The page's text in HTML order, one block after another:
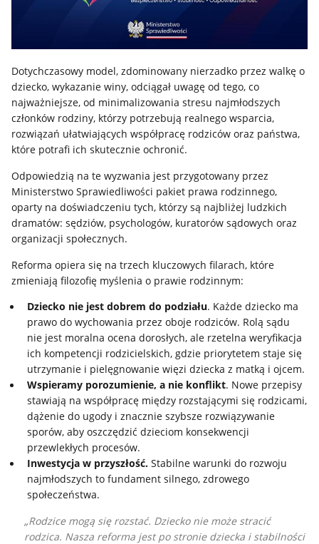
Dotychczasowy model, zdominowany nierzadko przez walkę o
dziecko, wykazanie winy, odciągał uwagę od tego, co
najważniejsze, od minimalizowania stresu najmłodszych
członków rodziny, którzy potrzebują realnego wsparcia,
rozwiązań ułatwiających współpracę rodziców oraz państwa,
które potrafi ich skutecznie ochronić.
Odpowiedzią na te wyzwania jest przygotowany przez
Ministerstwo Sprawiedliwości pakiet prawa rodzinnego,
oparty na doświadczeniu tych, którzy są najbliżej ludzkich
dramatów: sędziów, psychologów, kuratorów sądowych oraz
organizacji społecznych.
Reforma opiera się na trzech kluczowych filarach, które
zmieniają filozofię myślenia o prawie rodzinnym:
Dziecko nie jest dobrem do podziału. Każde dziecko ma
prawo do wychowania przez oboje rodziców. Rolą sądu
nie jest moralna ocena dorosłych, ale rzetelna weryfikacja
ich kompetencji rodzicielskich, gdzie priorytetem staje się
utrzymanie i pielęgnowanie więzi dziecka z matką i ojcem.
Wspieramy porozumienie, a nie konflikt. Nowe przepisy
stawiają na współpracę między rozstającymi się rodzicami,
dążenie do ugody i znacznie szybsze rozwiązywanie
sporów, aby oszczędzić dzieciom konsekwencji
przewlekłych procesów.
Inwestycja w przyszłość.Stabilne warunki do rozwoju
najmłodszych to fundament silnego, zdrowego
społeczeństwa.
Rodzice mogą się rozstać. Dziecko nie może stracić
rodzica. Nasza reforma jest po stronie dziecka i stabilności